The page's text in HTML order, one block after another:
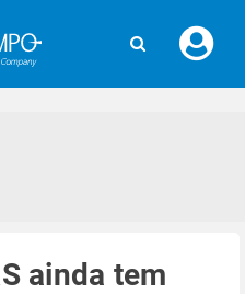
seu
ainda tem